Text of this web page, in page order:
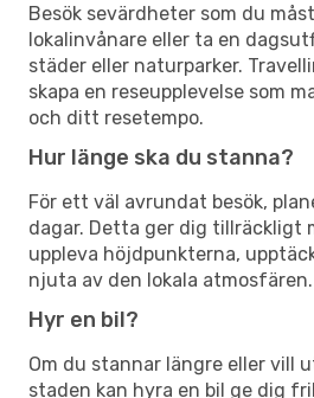
Besök sevärdheter som du
lokalinvånare eller ta en
städer eller naturparker.
skapa en reseupplevelse som
och ditt resetempo.
Hur länge ska du stanna?
För ett väl avrundat besök,
dagar. Detta ger dig tillräckligt
uppleva höjdpunkterna,
njuta av den lokala atmosfären.
Hyr en bil?
Om du stannar längre eller vill
staden kan hyra en bil ge dig